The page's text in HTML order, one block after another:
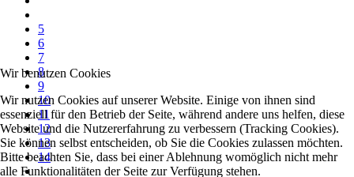
5
6
7
8
9
10
11
12
13
14
Wir benutzen Cookies
Wir nutzen Cookies auf unserer Website. Einige von ihnen sind
essenziell für den Betrieb der Seite, während andere uns helfen, diese
Website und die Nutzererfahrung zu verbessern (Tracking Cookies).
Sie können selbst entscheiden, ob Sie die Cookies zulassen möchten.
Bitte beachten Sie, dass bei einer Ablehnung womöglich nicht mehr
alle Funktionalitäten der Seite zur Verfügung stehen.